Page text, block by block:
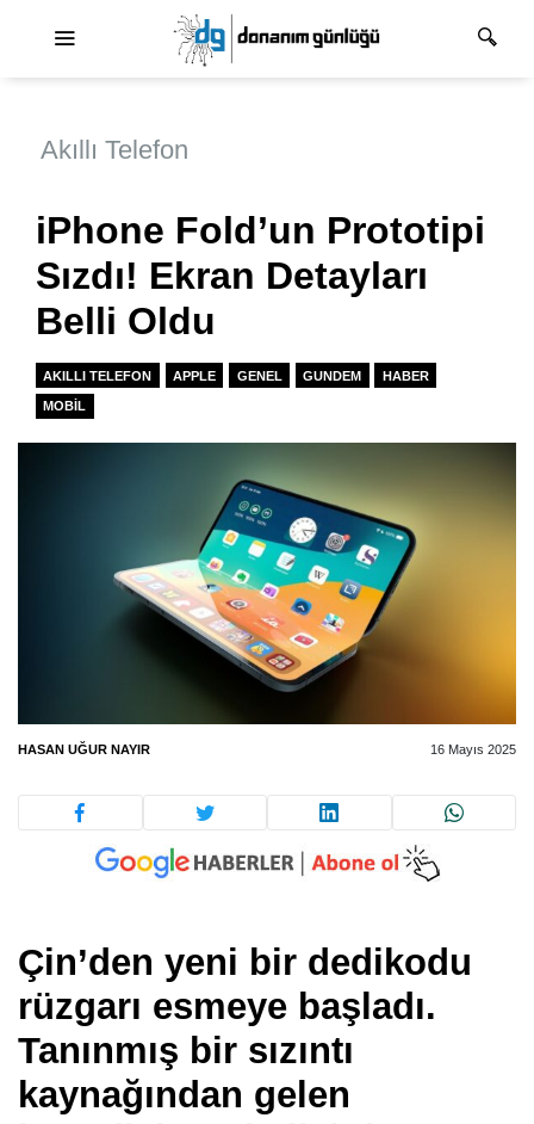
Akıllı Telefon
iPhone Fold’un Prototipi
Sızdı! Ekran Detayları
Belli Oldu
AKILLI TELEFON APPLE GENEL GUNDEM HABER
MOBIL
HASAN UĞUR NAYIR 16 Mayıs 2025
Çin’den yeni bir dedikodu
rüzgarı esmeye başladı.
Tanınmış bir sızıntı
kaynağından gelen